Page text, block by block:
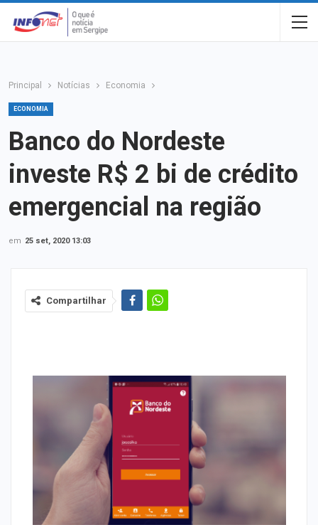
Principal Notícias Economia
ECONOMIA
Banco do Nordeste
investe R$ 2 bi de crédito
emergencial na região
em 25 set, 2020 13:03
Compartilhar